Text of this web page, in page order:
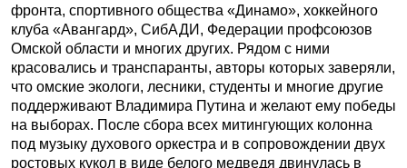
фронта, спортивного общества «Динамо», хоккейного
клуба «Авангард», СибАДИ, Федерации профсоюзов
Омской области и многих других. Рядом с ними
красовались и транспаранты, авторы которых заверяли,
что омские экологи, лесники, студенты и многие другие
поддерживают Владимира Путина и желают ему победы
на выборах. После сбора всех митингующих колонна
под музыку духового оркестра и в сопровождении двух
ростовых кукол в виде белого медведя двинулась в